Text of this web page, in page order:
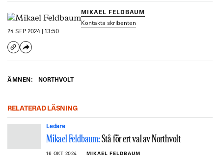
MIKAEL FELDBAUM
Kontakta skribenten
24 SEP 2024 | 13:50
ÄMNEN: NORTHVOLT
RELATERAD LÄSNING
Ledare
Mikael Feldbaum:Stå för ert val av Northvolt
16 OKT 2024 MIKAEL FELDBAUM